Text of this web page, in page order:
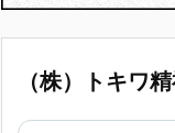
（株）トキワ